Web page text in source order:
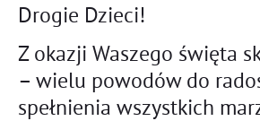
Drogie Dzieci!
Z okazji Waszego święta
– wielu powodów do
spełnienia wszystkich